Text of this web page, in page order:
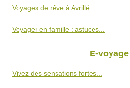
Voyages de rêve à Avrillé...
Voyager en famille : astuces...
E-voyage
Vivez des sensations fortes...